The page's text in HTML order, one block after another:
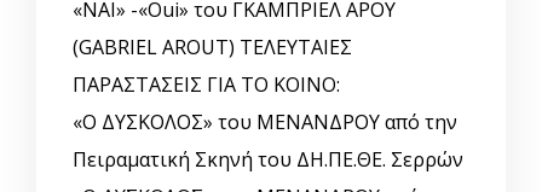
«ΝΑΙ» -«Oui» του ΓΚΑΜΠΡΙΕΛ ΑΡΟΥ
(GABRIEL AROUT) ΤΕΛΕΥΤΑΙΕΣ
ΠΑΡΑΣΤΑΣΕΙΣ ΓΙΑ ΤΟ ΚΟΙΝΟ:
«Ο ΔΥΣΚΟΛΟΣ» του ΜΕΝΑΝΔΡΟΥ από την
Πειραματική Σκηνή του ΔΗ.ΠΕ.ΘΕ. Σερρών